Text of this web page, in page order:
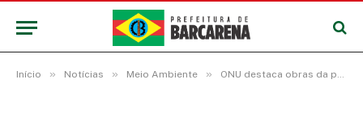
Início » Notícias » Meio Ambiente » ONU destaca obras da prefeitura de Barcarena como referência global em prevenção de desastres